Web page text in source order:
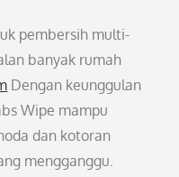
pembersih multi-
banyak rumah
Dengan keunggulan
Wipe mampu
dan kotoran
mengganggu.